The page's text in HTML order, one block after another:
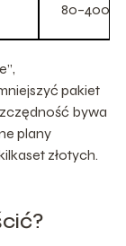
80–400
pakiet
bywa
plany
złotych.